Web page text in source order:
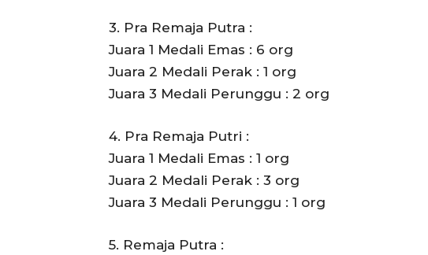
3. Pra Remaja Putra :
Juara 1 Medali Emas : 6 org
Juara 2 Medali Perak : 1 org
Juara 3 Medali Perunggu : 2 org
4. Pra Remaja Putri :
Juara 1 Medali Emas : 1 org
Juara 2 Medali Perak : 3 org
Juara 3 Medali Perunggu : 1 org
5. Remaja Putra :